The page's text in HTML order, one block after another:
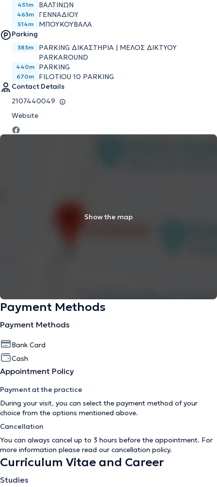
451m ΒΑΛΤΙΝΩΝ
463m ΓΕΝΝΑΔΙΟΥ
514m
ΜΠΟΥΚΟΥΒΑΛΑ
Parking
383m
PARKING ΔΙΚΑΣΤΗΡΙΑ | ΜΕΛΟΣ ΔΙΚΤΥΟΥ
PARKAROUND
440m PARKING
670m
FILOTIOU 10 PARKING
Contact Details
2107440049
Website
Show the map
Payment Methods
Payment Methods
Bank Card
Cash
Appointment Policy
Payment at the practice
During your visit, you can select the payment method of your
choice from the options mentioned above.
Cancellation
You can always cancel up to 3 hours before the appointment. For
more information please read our cancellation policy.
Curriculum Vitae and Career
Studies